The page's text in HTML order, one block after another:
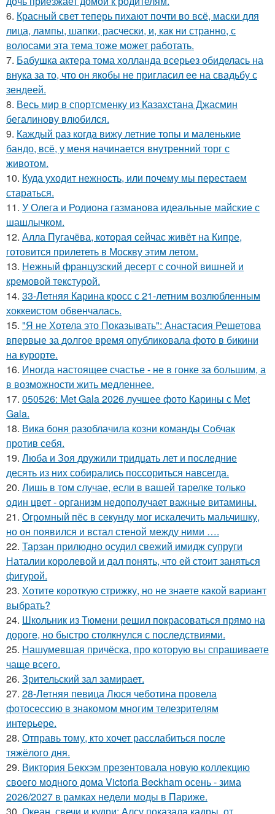
6. Красный свет теперь пихают почти во всё, маски для
лица, лампы, шапки, расчески, и, как ни странно, с
волосами эта тема тоже может работать.
7. Бабушка актера тома холланда всерьез обиделась на
внука за то, что он якобы не пригласил ее на свадьбу с
зендеей.
8. Весь мир в спортсменку из Казахстана Джасмин
бегалинову влюбился.
9. Каждый раз когда вижу летние топы и маленькие
бандо, всё, у меня начинается внутренний торг с
животом.
10. Куда уходит нежность, или почему мы перестаем
стараться.
11. У Олега и Родиона газманова идеальные майские с
шашлычком.
12. Алла Пугачёва, которая сейчас живёт на Кипре,
готовится прилететь в Москву этим летом.
13. Нежный французский десерт с сочной вишней и
кремовой текстурой.
14. 33-Летняя Карина кросс с 21-летним возлюбленным
хоккеистом обвенчалась.
15. "Я не Хотела это Показывать": Анастасия Решетова
впервые за долгое время опубликовала фото в бикини
на курорте.
16. Иногда настоящее счастье - не в гонке за большим, а
в возможности жить медленнее.
17. 050526: Met Gala 2026 лучшее фото Карины с Met
Gala.
18. Вика боня разоблачила козни команды Собчак
против себя.
19. Люба и Зоя дружили тридцать лет и последние
десять из них собирались поссориться навсегда.
20. Лишь в том случае, если в вашей тарелке только
один цвет - организм недополучает важные витамины.
21. Огромный пёс в секунду мог искалечить мальчишку,
но он появился и встал стеной между ними ….
22. Тарзан прилюдно осудил свежий имидж супруги
Наталии королевой и дал понять, что ей стоит заняться
фигурой.
23. Хотите короткую стрижку, но не знаете какой вариант
выбрать?
24. Школьник из Тюмени решил покрасоваться прямо на
дороге, но быстро столкнулся с последствиями.
25. Нашумевшая причёска, про которую вы спрашиваете
чаще всего.
26. Зрительский зал замирает.
27. 28-Летняя певица Люся чеботина провела
фотосессию в знакомом многим телезрителям
интерьере.
28. Отправь тому, кто хочет расслабиться после
тяжёлого дня.
29. Виктория Бекхэм презентовала новую коллекцию
своего модного дома Victoria Beckham осень - зима
2026/2027 в рамках недели моды в Париже.
30. Океан, свечи и кудри: Алсу показала кадры, от